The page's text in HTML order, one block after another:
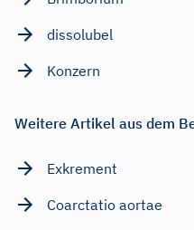
dissolubel
Konzern
Weitere Artikel aus dem
Exkrement
Coarctatio aortae